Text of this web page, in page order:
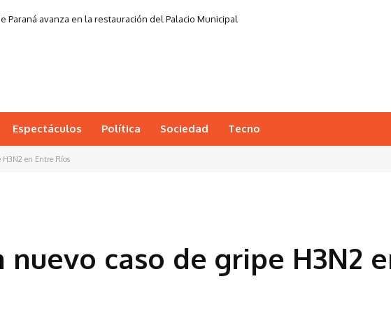
Paraná avanza en la restauración del Palacio Municipal
Espectáculos Política Sociedad Tecno
H3N2 en Entre Ríos
nuevo caso de gripe H3N2